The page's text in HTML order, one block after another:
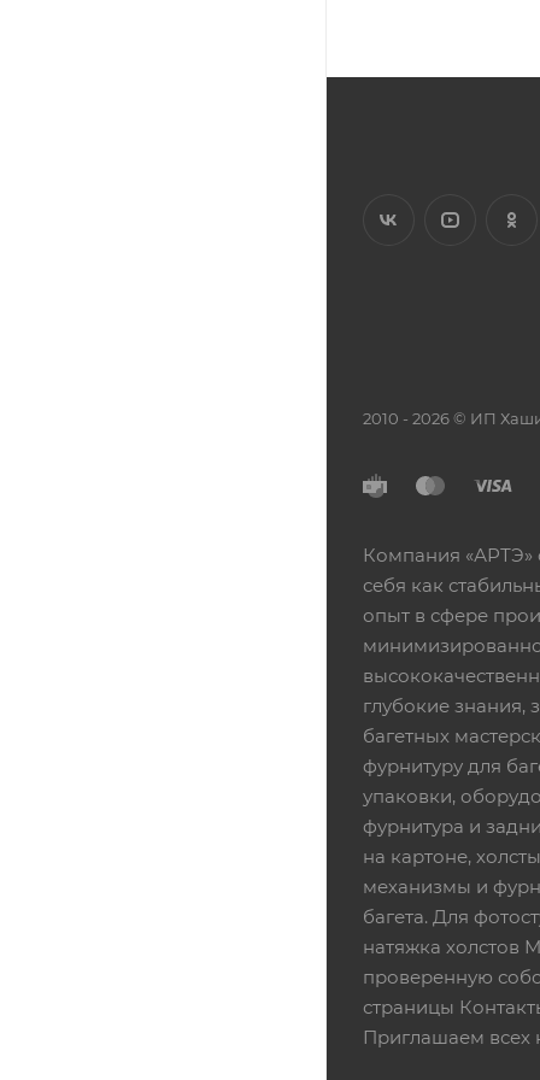
2010 - 2026 © ИП
Компания «АРТЭ»
себя как
опыт в сфере
глубокие
багетных
фурнитуру для
упаковки,
фурнитура и
на картоне,
механизмы и
багета. Для
натяжка холстов
проверенную
страницы
Приглашаем всех